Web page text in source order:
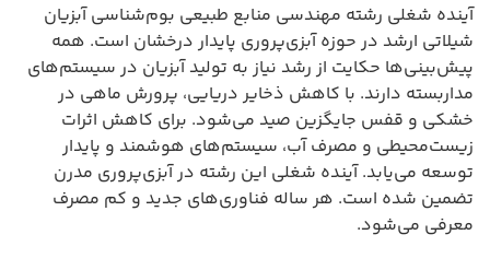
آینده شغلی رشته مهندسی منابع طبیعی بوم‌شناسی آبزیان
شیلاتی ارشد در حوزه آبزی‌پروری پایدار درخشان است. همه
پیش‌بینی‌ها حکایت از رشد نیاز به تولید آبزیان در سیستم‌های
مداربسته دارند. با کاهش ذخایر دریایی، پرورش ماهی در
خشکی و قفس جایگزین صید می‌شود. برای کاهش اثرات
زیست‌محیطی و مصرف آب، سیستم‌های هوشمند و پایدار
توسعه می‌یابد. آینده شغلی این رشته در آبزی‌پروری مدرن
تضمین شده است. هر ساله فناوری‌های جدید و کم مصرف
معرفی می‌شود.